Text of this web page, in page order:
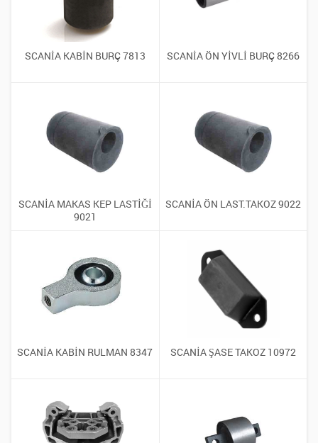
SCANİA KABİN BURÇ 7813 SCANİA ÖN YİVLİ BURÇ 8266
SCANİA MAKAS KEP LASTİĞİ
9021
SCANİA ÖN LAST.TAKOZ 9022
SCANİA KABİN RULMAN 8347 SCANİA ŞASE TAKOZ 10972